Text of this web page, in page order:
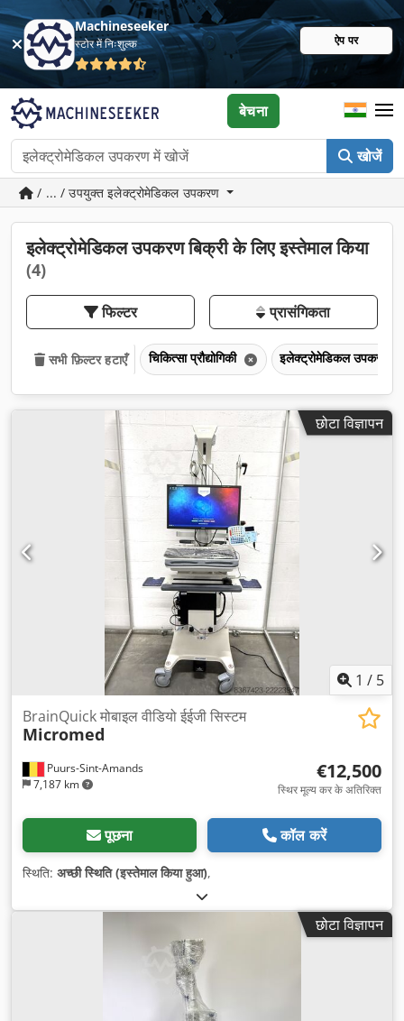
Machineseeker
स्टोर में निःशुल्क ऐप पर
खोजें
बेचना
/ ... / उपयुक्त इलेक्ट्रोमेडिकल उपकरण
इलेक्ट्रोमेडिकल उपकरण बिक्री के लिए इस्तेमाल किया
(4)
फिल्टर प्रासंगिकता
सभी फ़िल्टर हटाएँ चिकित्सा प्रौद्योगिकी इलेक्ट्रोमेडिकल उपकरण
छोटा विज्ञापन
1 / 5
Puurs-Sint-Amands
7,187 km
BrainQuick मोबाइल वीडियो ईईजी सिस्टम
Micromed
€12,500
स्थिर मूल्य कर के अतिरिक्त
पूछना कॉल करें
स्थिति: अच्छी स्थिति (इस्तेमाल किया हुआ),
छोटा विज्ञापन